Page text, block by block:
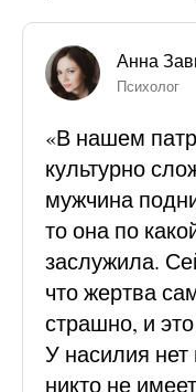
Анна
Психолог
«В нашем
культурно
мужчина
то она по
заслужила.
что жертва
страшно, и
У насилия нет
никто не